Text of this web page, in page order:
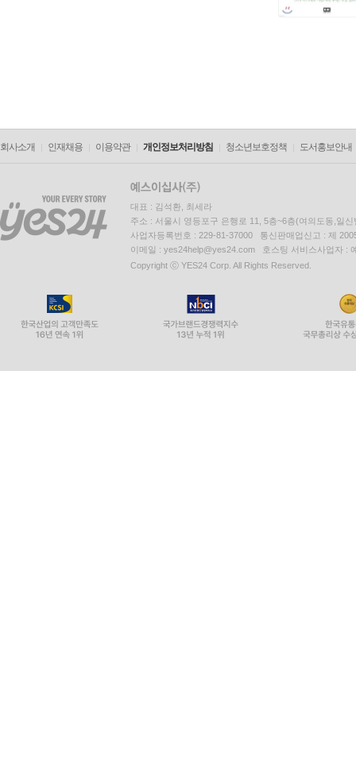
회사소개 인재채용 이용약관 개인정보처리방침 청소년보호정책 도서홍보안내
대표 : 김석환, 최세라
주소 : 서울시 영등포구 은행로 11, 5층~6층(여의도동,일신
사업자등록번호 : 229-81-37000 통신판매업신고 : 제
이메일 : yes24help@yes24.com 호스팅 서비스사업자 :
Copyright ⓒ YES24 Corp. All Rights Reserved.